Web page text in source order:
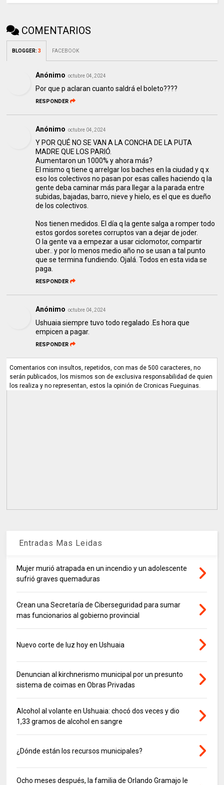
COMENTARIOS
BLOGGER:3 FACEBOOK
Anónimo octubre 04, 2024
Por que p aclaran cuanto saldrá el boleto????
RESPONDER
Anónimo octubre 04, 2024
Y POR QUÉ NO SE VAN A LA CONCHA DE LA PUTA
MADRE QUE LOS PARIÓ.
Aumentaron un 1000% y ahora más?
El mismo q tiene q arrelgar los baches en la ciudad y q x
eso los colectivos no pasan por esas calles haciendo q la
gente deba caminar más para llegar a la parada entre
subidas, bajadas, barro, nieve y hielo, es el que es dueño
de los colectivos.
Nos tienen medidos. El día q la gente salga a romper todo
estos gordos soretes corruptos van a dejar de joder.
O la gente va a empezar a usar ciclomotor, compartir
uber.. y por lo menos medio año no se usan a tal punto
que se termina fundiendo. Ojalá. Todos en esta vida se
paga.
RESPONDER
Anónimo octubre 04, 2024
Ushuaia siempre tuvo todo regalado .Es hora que
empicen a pagar.
RESPONDER
Comentarios con insultos, repetidos, con mas de 500 caracteres, no
serán publicados, los mismos son de exclusiva responsabilidad de quien
los realiza y no representan, estos la opinión de Cronicas Fueguinas.
Entradas Mas Leidas
Mujer murió atrapada en un incendio y un adolescente
sufrió graves quemaduras
Crean una Secretaría de Ciberseguridad para sumar
mas funcionarios al gobierno provincial
Nuevo corte de luz hoy en Ushuaia
Denuncian al kirchnerismo municipal por un presunto
sistema de coimas en Obras Privadas
Alcohol al volante en Ushuaia: chocó dos veces y dio
1,33 gramos de alcohol en sangre
¿Dónde están los recursos municipales?
Ocho meses después, la familia de Orlando Gramajo le